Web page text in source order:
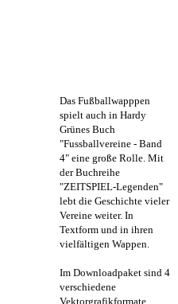
Das Fußballwapppen
spielt auch in Hardy
Grünes Buch
"Fussballvereine - Band
4" eine große Rolle. Mit
der Buchreihe
"ZEITSPIEL-Legenden"
lebt die Geschichte vieler
Vereine weiter. In
Textform und in ihren
vielfältigen Wappen.
Im Downloadpaket sind 4
verschiedene
Vektorgrafikformate